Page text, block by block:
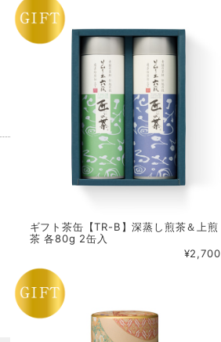
ギフト茶缶【TR-B】深蒸し煎茶＆上煎
茶 各80g 2缶入
¥2,700